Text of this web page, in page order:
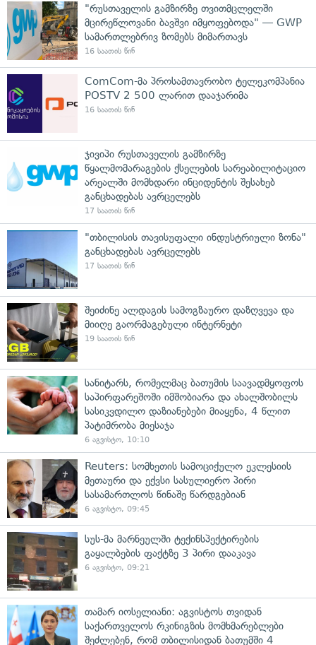
"რუსთაველის გამზირზე თვითმცლელში
მცირეწლოვანი ბავშვი იმყოფებოდა" — GWP
სამართლებრივ ზომებს მიმართავს
16 საათის წინ
ComCom-მა პროსამთავრობო ტელეკომპანია
POSTV 2 500 ლარით დააჯარიმა
16 საათის წინ
ჯივიპი რუსთაველის გამზირზე
წყალმომარაგების ქსელების სარეაბილიტაციო
არეალში მომხდარი ინციდენტის შესახებ
განცხადებას ავრცელებს
17 საათის წინ
"თბილისის თავისუფალი ინდუსტრიული ზონა"
განცხადებას ავრცელებს
17 საათის წინ
შეიძინე ალდაგის სამოგზაურო დაზღვევა და
მიიღე გაორმაგებული ინტერნეტი
19 საათის წინ
სანიტარს, რომელმაც ბათუმის საავადმყოფოს
საპირფარეშოში იმშობიარა და ახალშობილს
სასიკვდილო დაზიანებები მიაყენა, 4 წლით
პატიმრობა მიესაჯა
6 აგვისტო, 10:10
Reuters: სომხეთის სამოციქულო ეკლესიის
მეთაური და ექვსი სასულიერო პირი
სასამართლოს წინაშე წარდგებიან
6 აგვისტო, 09:45
სუს-მა მარნეულში ტექინსპექტირების
გაყალბების ფაქტზე 3 პირი დააკავა
6 აგვისტო, 09:21
თამარ იოსელიანი: აგვისტოს თვიდან
საქართველოს რკინიგზის მომხმარებლები
შეძლებენ, რომ თბილისიდან ბათუმში 4